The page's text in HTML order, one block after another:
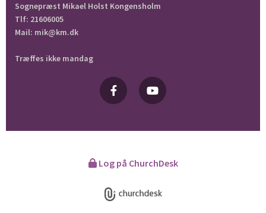
Sognepræst Mikael Holst Kongensholm
Tlf: 21606005
Mail: mik@km.dk
Træffes ikke mandag
Log på ChurchDesk